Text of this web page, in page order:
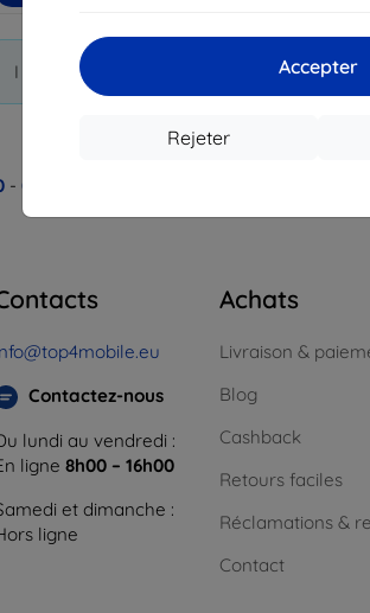
Accepter
Rejeter
I did not find any active products.
- 0
Contactez-nous
lundi au vendredi :
ligne 8h00 – 16h00
et dimanche :
ligne
Achats
Livraison &
Blog
Cashback
Retours faciles
Réclamations &
Contact